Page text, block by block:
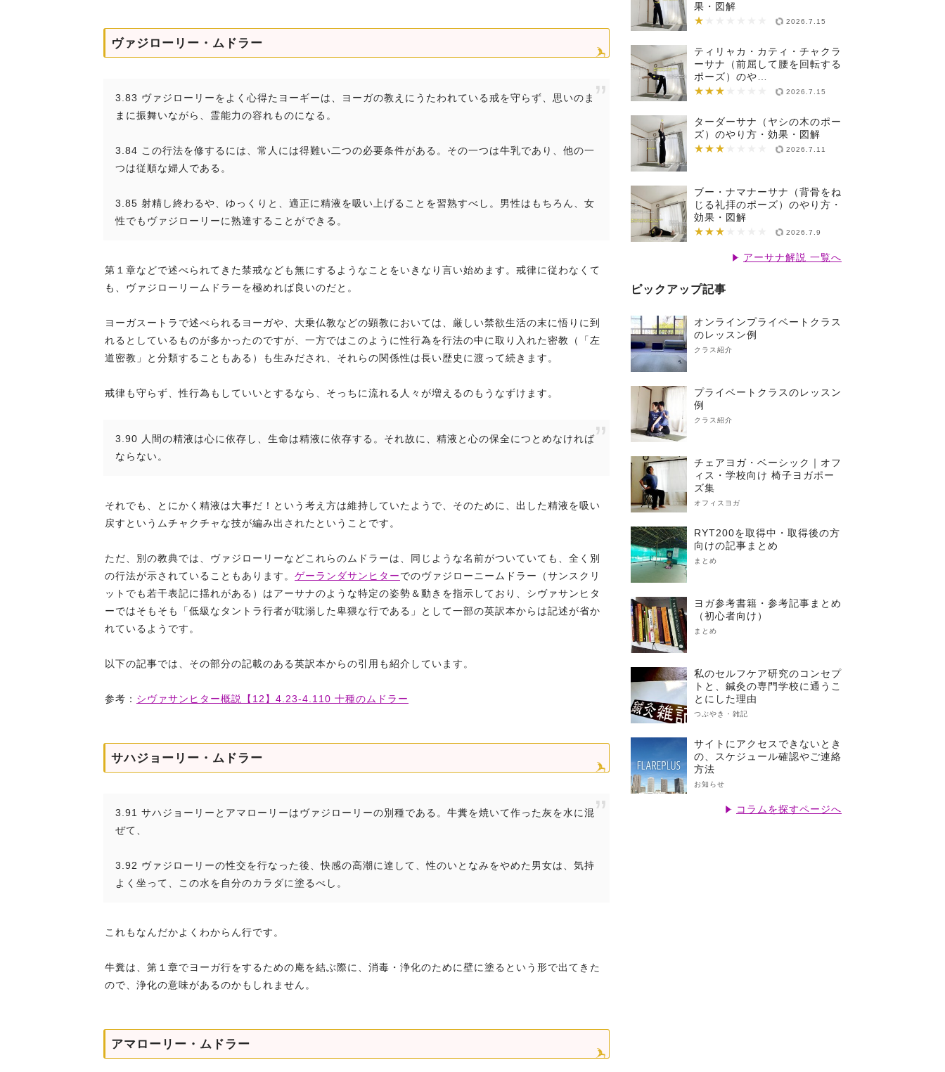
ヴァジローリー・ムドラー
3.83 ヴァジローリーをよく心得たヨーギーは、ヨーガの教えにうたわれている戒を守らず、思いのま
まに振舞いながら、霊能力の容れものになる。
3.84 この行法を修するには、常人には得難い二つの必要条件がある。その一つは牛乳であり、他の一
つは従順な婦人である。
3.85 射精し終わるや、ゆっくりと、適正に精液を吸い上げることを習熟すべし。男性はもちろん、女
性でもヴァジローリーに熟達することができる。
第１章などで述べられてきた禁戒なども無にするようなことをいきなり言い始めます。戒律に従わなくて
も、ヴァジローリームドラーを極めれば良いのだと。
ヨーガスートラで述べられるヨーガや、大乗仏教などの顕教においては、厳しい禁欲生活の末に悟りに到
れるとしているものが多かったのですが、一方ではこのように性行為を行法の中に取り入れた密教（「左
道密教」と分類することもある）も生みだされ、それらの関係性は長い歴史に渡って続きます。
戒律も守らず、性行為もしていいとするなら、そっちに流れる人々が増えるのもうなずけます。
3.90 人間の精液は心に依存し、生命は精液に依存する。それ故に、精液と心の保全につとめなければ
ならない。
それでも、とにかく精液は大事だ！という考え方は維持していたようで、そのために、出した精液を吸い
戻すというムチャクチャな技が編み出されたということです。
ただ、別の教典では、ヴァジローリーなどこれらのムドラーは、同じような名前がついていても、全く別
の行法が示されていることもあります。 ゲーランダサンヒターでのヴァジローニームドラー（サンスクリ
ットでも若干表記に揺れがある）はアーサナのような特定の姿勢＆動きを指示しており、シヴァサンヒタ
ーではそもそも「低級なタントラ行者が耽溺した卑猥な行である」として一部の英訳本からは記述が省か
れているようです。
以下の記事では、その部分の記載のある英訳本からの引用も紹介しています。
参考： シヴァサンヒター概説【12】4.23-4.110 十種のムドラー
サハジョーリー・ムドラー
3.91 サハジョーリーとアマローリーはヴァジローリーの別種である。牛糞を焼いて作った灰を水に混
ぜて、
3.92 ヴァジローリーの性交を行なった後、快感の高潮に達して、性のいとなみをやめた男女は、気持
よく坐って、この水を自分のカラダに塗るべし。
これもなんだかよくわからん行です。
牛糞は、第１章でヨーガ行をするための庵を結ぶ際に、消毒・浄化のために壁に塗るという形で出てきた
ので、浄化の意味があるのかもしれません。
アマローリー・ムドラー
果・図解
★
★★★★★★★ 2026.7.15
ティリャカ・カティ・チャクラ
ーサナ（前屈して腰を回転する
ポーズ）のや…
★★★
★★★★★★★ 2026.7.15
ターダーサナ（ヤシの木のポー
ズ）のやり方・効果・図解
★★★
★★★★★★★ 2026.7.11
ブー・ナマナーサナ（背骨をね
じる礼拝のポーズ）のやり方・
効果・図解
★★★
★★★★★★★ 2026.7.9
アーサナ解説 一覧へ
ピックアップ記事
オンラインプライベートクラス
のレッスン例
クラス紹介
プライベートクラスのレッスン
例
クラス紹介
チェアヨガ・ベーシック｜オフ
ィス・学校向け 椅子ヨガポー
ズ集
オフィスヨガ
RYT200を取得中・取得後の方
向けの記事まとめ
まとめ
ヨガ参考書籍・参考記事まとめ
（初心者向け）
まとめ
私のセルフケア研究のコンセプ
トと、鍼灸の専門学校に通うこ
とにした理由
つぶやき・雑記
サイトにアクセスできないとき
の、スケジュール確認やご連絡
方法
お知らせ
コラムを探すページへ